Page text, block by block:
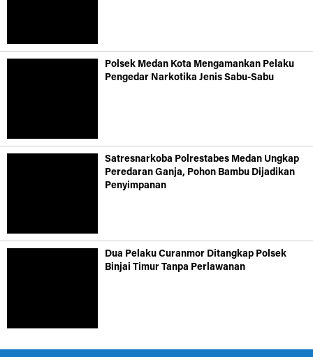
Polsek Medan Kota Mengamankan Pelaku
Pengedar Narkotika Jenis Sabu-Sabu
Satresnarkoba Polrestabes Medan Ungkap
Peredaran Ganja, Pohon Bambu Dijadikan
Penyimpanan
Dua Pelaku Curanmor Ditangkap Polsek
Binjai Timur Tanpa Perlawanan